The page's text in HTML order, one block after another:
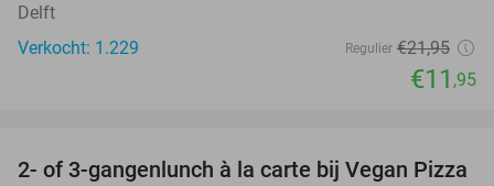
Delft
Verkocht: 1.229
Regulier €21,95
€11 ,95
33%
2- of 3-gangenlunch à la carte bij Vegan Pizza